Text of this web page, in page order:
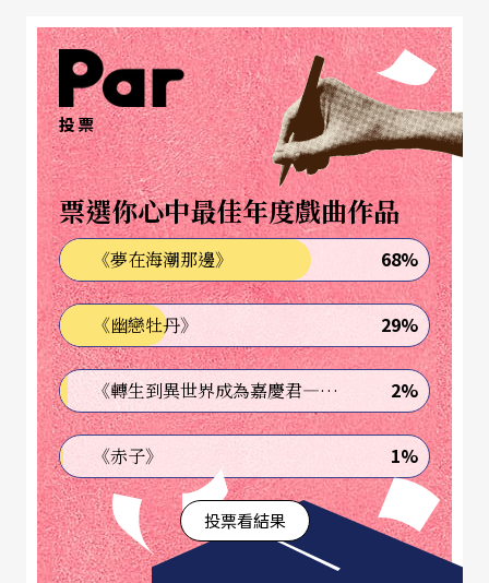
樂與茶所內含的一些文化意義，如生命階段、四時
節氣、山水屬性、陰陽風格等為座標，將相同屬性
的茶與樂結合，並配合花藝的呈現、禪境的體現來
相互對照輝映，讓茶與樂兩者激發出前所未有的能
量。至今，這樣的茶藝形式的足跡已經遠踏巴黎、
紐約、大板、華盛頓、舊金山、香港、深圳及香港
藝術節、紐約林肯中心戶外藝術節演出並廣獲好
評。如今這擁有多年經驗的演出形式，亦即將進入
兩廳院的實驗劇場中，再度呈現觀眾眼前。
「包種茶」產於台灣北部的坪林、石碇一帶，綠意
清新的茶香讓人輕啜一口，既感覺像是置身於清山
麗水中，又像是荳蔻少女那般嬌豔甜美。對應歡快
流暢的江南絲竹《三六》、典雅感懷的《姑蘇行》
等，隨著悠揚委婉的笛聲與旋律，秀麗風光一一浮
投票
票選你心中最佳年度戲曲作品
《夢在海潮那邊》 68%
《幽戀牡丹》 29%
《轉生到異世界成為嘉慶君—發現我的祖先是詐騙集團!?》 2%
《赤子》 1%
投票看結果